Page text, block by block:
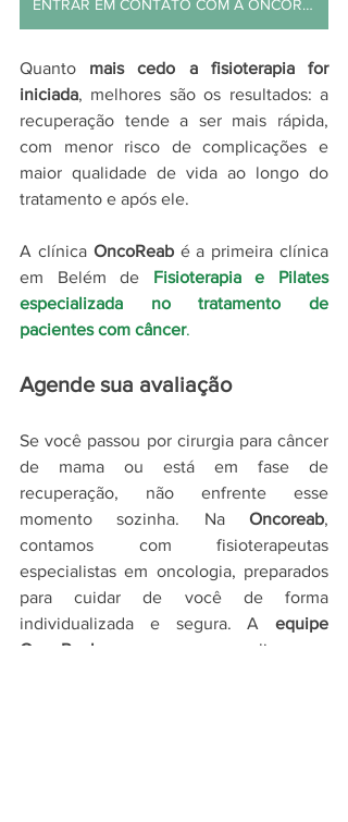
ENTRAR EM CONTATO COM A ONCOREAB
Quanto mais cedo a fisioterapia for
iniciada, melhores são os resultados: a
recuperação tende a ser mais rápida,
com menor risco de complicações e
maior qualidade de vida ao longo do
tratamento e após ele.
A clínica OncoReab é a primeira clínica
em Belém de
Fisioterapia e Pilates
especializada no tratamento de
pacientes com câncer.
Agende sua avaliação
Se você passou por cirurgia para câncer
de mama ou está em fase de
recuperação, não enfrente esse
momento sozinha. Na Oncoreab,
contamos com fisioterapeutas
especialistas em oncologia, preparados
para cuidar de você de forma
individualizada e segura. A equipe
OncoReab